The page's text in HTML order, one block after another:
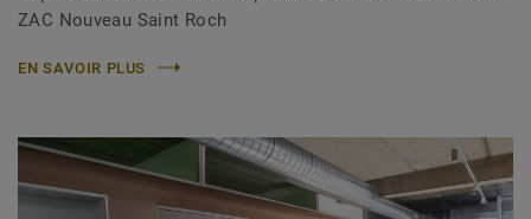
ZAC Nouveau Saint Roch
EN SAVOIR PLUS